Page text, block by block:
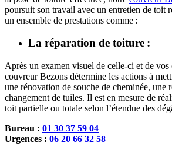
poursuit son travail avec un entretien de toit
un ensemble de prestations comme :
La réparation de toiture :
Après un examen visuel de celle-ci et de vos
couvreur Bezons détermine les actions à
une rénovation de souche de cheminée, une
changement de tuiles. Il est en mesure de
toit partielle ou totale selon l’étendue des
Bureau : 01 30 37 59 04
Urgences : 06 20 66 32 58